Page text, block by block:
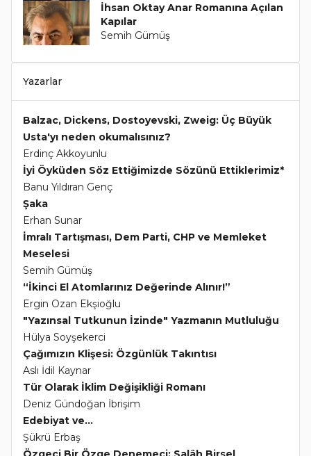
İhsan Oktay Anar Romanına Açılan
Kapılar
Semih Gümüş
Yazarlar
Balzac, Dickens, Dostoyevski, Zweig: Üç Büyük
Usta'yı neden okumalısınız?
Erdinç Akkoyunlu
İyi Öyküden Söz Ettiğimizde Sözünü Ettiklerimiz*
Banu Yıldıran Genç
Şaka
Erhan Sunar
İmralı Tartışması, Dem Parti, CHP ve Memleket
Meselesi
Semih Gümüş
“İkinci El Atomlarınız Değerinde Alınır!”
Ergin Ozan Ekşioğlu
"Yazınsal Tutkunun İzinde" Yazmanın Mutluluğu
Hülya Soyşekerci
Çağımızın Klişesi: Özgünlük Takıntısı
Aslı İdil Kaynar
Tür Olarak İklim Değişikliği Romanı
Deniz Gündoğan İbrişim
Edebiyat ve...
Şükrü Erbaş